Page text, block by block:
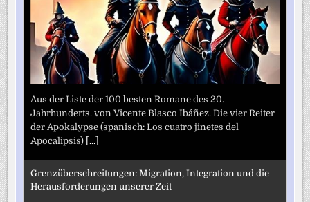
Aus der Liste der 100 besten Romane des 20.
Jahrhunderts. von Vicente Blasco Ibáñez. Die vier Reiter
der Apokalypse (spanisch: Los cuatro jinetes del
Apocalipsis) [...]
Grenzüberschreitungen: Migration, Integration und die
Herausforderungen unserer Zeit